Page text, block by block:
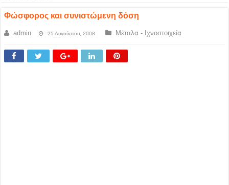
Φώσφορος και συνιστώμενη δόση
admin 25 Αυγούστου, 2008 Μέταλα - Ιχνοστοιχεία